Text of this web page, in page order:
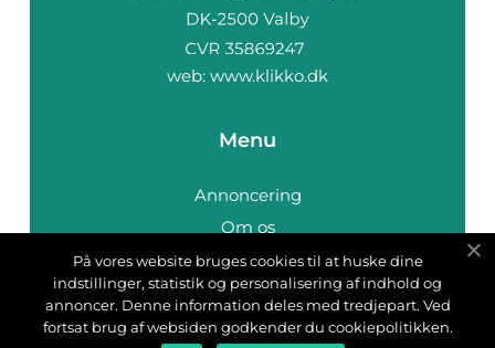
web: www.klikko.dk
Menu
Annoncering
Om os
Cookies
Kontakt os
Sitemap
På vores website bruges cookies til at huske dine
indstillinger, statistik og personalisering af indhold og
annoncer. Denne information deles med tredjepart. Ved
fortsat brug af websiden godkender du cookiepolitikken.